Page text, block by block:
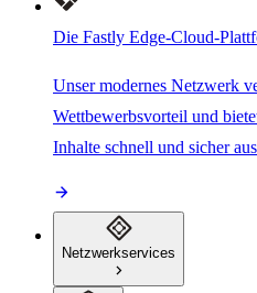
Die Fastly Edge-Cloud-
Unser modernes Netzwerk
Wettbewerbsvorteil und
Inhalte schnell und sicher
Netzwerkservices